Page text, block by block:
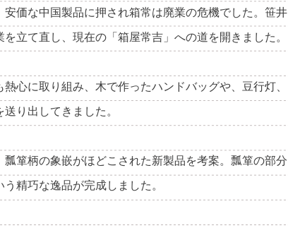
価な中国製品に押され箱常は廃業の危機でした。笹井
立て直し、現在の「箱屋常吉」への道を開きました。
心に取り組み、木で作ったハンドバッグや、豆行灯、
り出してきました。
箪柄の象嵌がほどこされた新製品を考案。瓢箪の部分
精巧な逸品が完成しました。